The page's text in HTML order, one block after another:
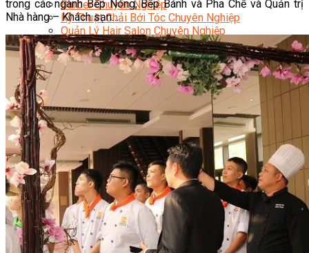
Barber Chuyên Nghiệp
Kỹ Thuật Chải Bới Tóc Chuyên Nghiệp
Quản Lý Hair Salon Chuyên Nghiệp
Nối Mi Chuyên Nghiệp
Quản Lý Nail Salon Chuyên Nghiệp
Kỹ Thuật Nhuộm – Uốn – Duỗi
Nail Salon Định Cư
Kinh Doanh Nail Box
Train The Trainer – Chuyên Ngành Nail
Chăm Sóc Mẹ Và Bé
Gội Đầu Dưỡng Sinh Và Massage Thư Giãn
Marketing Online Ngành Chăm Sóc Sắc Đẹp
Chuyên Đề Chăm Sóc Sắc Đẹp
Âm Nhạc
Nhạc Công Chuyên Nghiệp
Ca Sĩ Chuyên Nghiệp
Học Đàn Violin
Học Violin Cover
Học Đàn Piano
trong các ngành Bếp Nóng, Bếp Bánh và Pha Chế và Quản trị
Nhà hàng – Khách sạn…